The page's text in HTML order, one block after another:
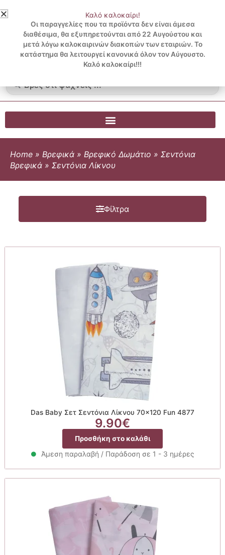
στο
περιεχόμενο
3 ΔΟΣΕΙΣ ΧΩΡΙΣ ΠΙΣΤΩΤΙΚΗ ΜΕ KLARNA
...
Λογαριασμός
Blog
0.00€
0
Cart
Home » Βρεφικά » Βρεφικό Δωμάτιο » Σεντόνια
Βρεφικά » Σεντόνια Λίκνου
Φίλτρα
Das Baby Σετ Σεντόνια Λίκνου 70×120 Fun 4877
9.90€
Προσθήκη στο καλάθι
Άμεση παραλαβή / Παράδοση σε 1 - 3 ημέρες
Καλό καλοκαίρι!
Οι παραγγελίες που τα προϊόντα δεν είναι άμεσα
διαθέσιμα, θα εξυπηρετούνται από 22 Αυγούστου και
μετά λόγω καλοκαιρινών διακοπών των εταιριών. Το
κατάστημα θα λειτουργεί κανονικά όλον τον Αύγουστο.
Καλό καλοκαίρι!!!